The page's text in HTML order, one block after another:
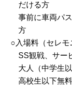
だける方
事前に車両パ
方
○入場料（セレモ
SS観戦、サー
大人（中学生
高校生以下無料